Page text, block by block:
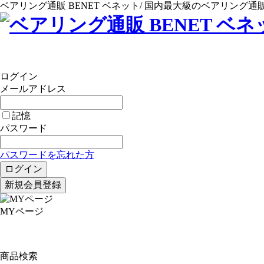
ベアリング通販 BENET ベネット/ 国内最大級のベアリング通
ログイン
メールアドレス
記憶
パスワード
パスワードを忘れた方
MYページ
商品検索